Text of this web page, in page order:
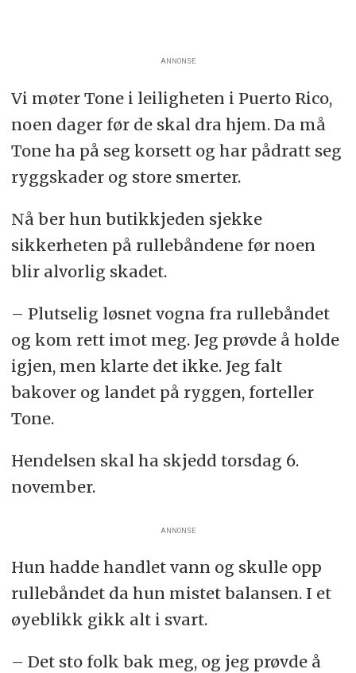
ANNONSE
Vi møter Tone i leiligheten i Puerto Rico,
noen dager før de skal dra hjem. Da må
Tone ha på seg korsett og har pådratt seg
ryggskader og store smerter.
Nå ber hun butikkjeden sjekke
sikkerheten på rullebåndene før noen
blir alvorlig skadet.
– Plutselig løsnet vogna fra rullebåndet
og kom rett imot meg. Jeg prøvde å holde
igjen, men klarte det ikke. Jeg falt
bakover og landet på ryggen, forteller
Tone.
Hendelsen skal ha skjedd torsdag 6.
november.
ANNONSE
Hun hadde handlet vann og skulle opp
rullebåndet da hun mistet balansen. I et
øyeblikk gikk alt i svart.
– Det sto folk bak meg, og jeg prøvde å